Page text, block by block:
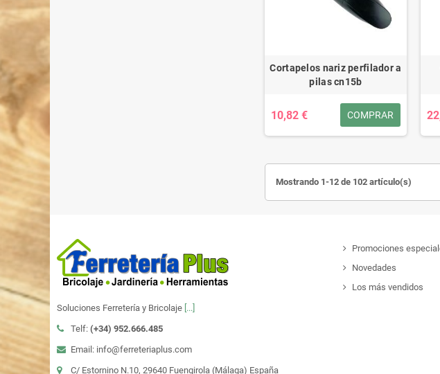
Cortapelos nariz perfilador a
pilas cn15b
10,82 € COMPRAR
Mostrando 1-12 de 102 artículo(s)
Soluciones Ferretería y Bricolaje [...]
Telf: (+34) 952.666.485
Email: info@ferreteriaplus.com
C/ Estornino N.10, 29640 Fuengirola (Málaga) España
Promociones
Novedades
Los más vendidos